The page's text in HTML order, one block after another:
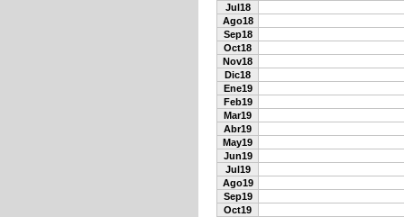
Jul18
Ago18
Sep18
Oct18
Nov18
Dic18
Ene19
Feb19
Mar19
Abr19
May19
Jun19
Jul19
Ago19
Sep19
Oct19